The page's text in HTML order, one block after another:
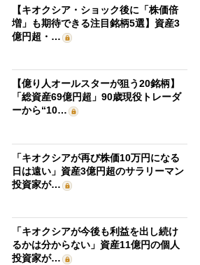
【キオクシア・ショック後に「株価倍
増」も期待できる注目銘柄5選】資産3
億円超・…
【億り人オールスターが狙う20銘柄】
「総資産69億円超」90歳現役トレーダ
ーから“10…
「キオクシアが再び株価10万円になる
日は遠い」資産3億円超のサラリーマン
投資家が…
「キオクシアが今後も利益を出し続け
るかは分からない」資産11億円の個人
投資家が…